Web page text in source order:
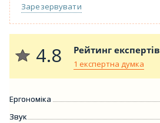
Зарезервувати
4.8 Рейтинг експертів
1 експертна думка
Ергономіка
Звук